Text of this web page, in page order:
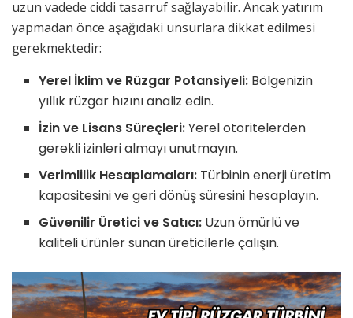
uzun vadede ciddi tasarruf sağlayabilir. Ancak yatırım
yapmadan önce aşağıdaki unsurlara dikkat edilmesi
gerekmektedir:
Yerel İklim ve Rüzgar Potansiyeli: Bölgenizin
yıllık rüzgar hızını analiz edin.
İzin ve Lisans Süreçleri:Yerel otoritelerden
gerekli izinleri almayı unutmayın.
Verimlilik Hesaplamaları: Türbinin enerji üretim
kapasitesini ve geri dönüş süresini hesaplayın.
Güvenilir Üretici ve Satıcı: Uzun ömürlü ve
kaliteli ürünler sunan üreticilerle çalışın.